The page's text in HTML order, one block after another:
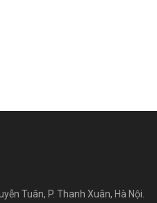
Tuân, P. Thanh Xuân, Hà Nội.